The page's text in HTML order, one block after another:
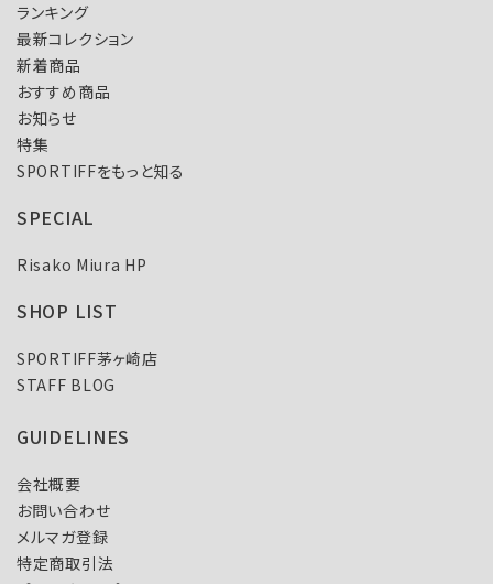
ランキング
最新コレクション
新着商品
おすすめ商品
お知らせ
特集
SPORTIFFをもっと知る
SPECIAL
Risako Miura HP
SHOP LIST
SPORTIFF茅ヶ崎店
STAFF BLOG
GUIDELINES
会社概要
お問い合わせ
メルマガ登録
特定商取引法